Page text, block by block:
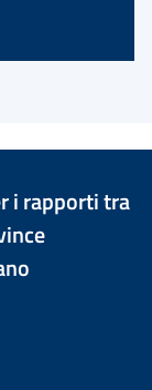
i rapporti tra